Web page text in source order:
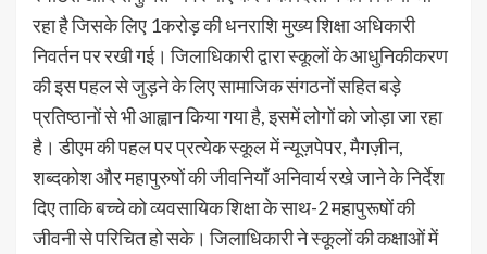
रहा है जिसके लिए 1करोड़ की धनराशि मुख्य शिक्षा अधिकारी
निवर्तन पर रखी गई। जिलाधिकारी द्वारा स्कूलों के आधुनिकीकरण
की इस पहल से जुड़ने के लिए सामाजिक संगठनों सहित बड़े
प्रतिष्ठानों से भी आह्वान किया गया है, इसमें लोगों को जोड़ा जा रहा
है। डीएम की पहल पर प्रत्येक स्कूल में न्यूज़पेपर, मैगज़ीन,
शब्दकोश और महापुरुषों की जीवनियाँ अनिवार्य रखे जाने के निर्देश
दिए ताकि बच्चे को व्यवसायिक शिक्षा के साथ-2 महापुरूषों की
जीवनी से परिचित हो सके। जिलाधिकारी ने स्कूलों की कक्षाओं में